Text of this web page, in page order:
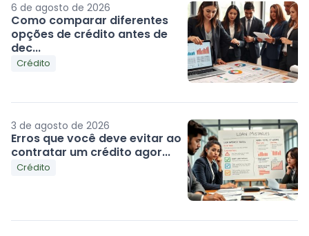
6 de agosto de 2026
Como comparar diferentes
opções de crédito antes de
dec...
Crédito
3 de agosto de 2026
Erros que você deve evitar ao
contratar um crédito agor...
Crédito